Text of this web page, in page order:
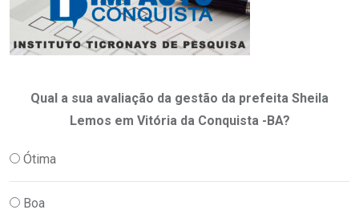
Qual a sua avaliação da gestão da prefeita Sheila
Lemos em Vitória da Conquista -BA?
Ótima
Boa